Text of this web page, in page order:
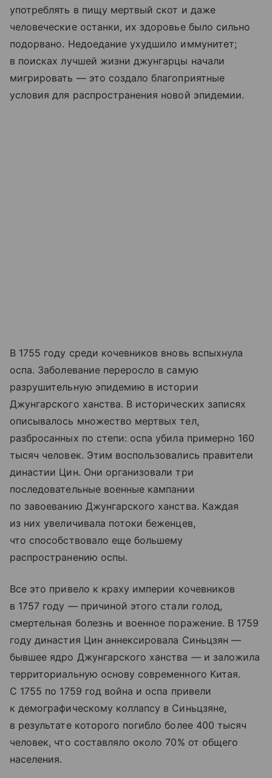
употреблять в пищу мертвый скот и даже
человеческие останки, их здоровье было сильно
подорвано. Недоедание ухудшило иммунитет;
в поисках лучшей жизни джунгарцы начали
мигрировать — это создало благоприятные
условия для распространения новой эпидемии.
В 1755 году среди кочевников вновь вспыхнула
оспа. Заболевание переросло в самую
разрушительную эпидемию в истории
Джунгарского ханства. В исторических записях
описывалось множество мертвых тел,
разбросанных по степи: оспа убила примерно 160
тысяч человек. Этим воспользовались правители
династии Цин. Они организовали три
последовательные военные кампании
по завоеванию Джунгарского ханства. Каждая
из них увеличивала потоки беженцев,
что способствовало еще большему
распространению оспы.
Все это привело к краху империи кочевников
в 1757 году — причиной этого стали голод,
смертельная болезнь и военное поражение. В 1759
году династия Цин аннексировала Синьцзян —
бывшее ядро Джунгарского ханства — и заложила
территориальную основу современного Китая.
С 1755 по 1759 год война и оспа привели
к демографическому коллапсу в Синьцзяне,
в результате которого погибло более 400 тысяч
человек, что составляло около 70% от общего
населения.